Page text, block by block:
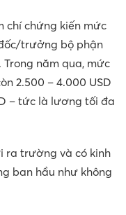
chí chứng kiến mức
trưởng bộ phận
Trong năm qua, mức
2.500 – 4.000 USD
– tức là lương tối đa
ra trường và có kinh
ban hầu như không